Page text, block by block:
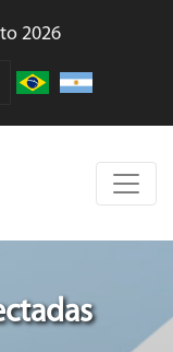
2026